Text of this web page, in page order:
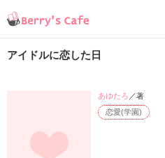
アイドルに恋した日
恋愛(学園)
あゆたろ ／著